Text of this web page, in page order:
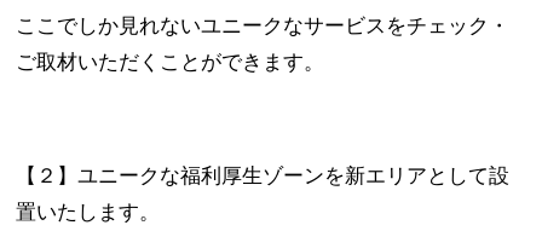
ここでしか見れないユニークなサービスをチェック・
ご取材いただくことができます。
【２】ユニークな福利厚生ゾーンを新エリアとして設
置いたします。